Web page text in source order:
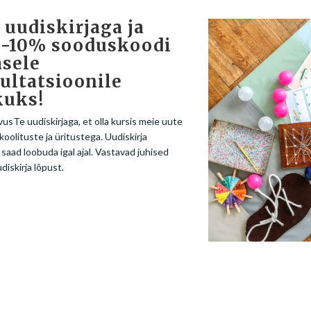
eelistatult valime sobiva hoidja igale lapsele välja
tellimus. Kui aga teed esimest tellimust, siis
ning parandab pliiatsihoiu tehnikat. Õige
õiget pliiatsihoiu tehnikat, parandades seeläbi käekirja
või sõrmed väsivad pikema kirjutamise ajal, kelle käekiri
tugev.
ja
10% sooduskoodi
uudiskirjaga, et olla kursis meie uute
ja üritustega. Uudiskirja
loobuda igal ajal. Vastavad juhised
lõpust.